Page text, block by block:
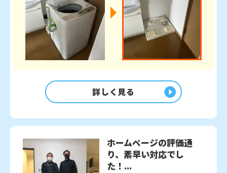
詳しく見る
ホームページの評価通
り、素早い対応でし
た！...